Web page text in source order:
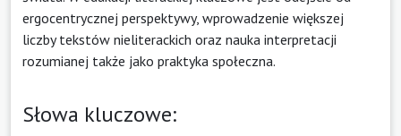
ergocentrycznej perspektywy, wprowadzenie większej
liczby tekstów nieliterackich oraz nauka interpretacji
rozumianej także jako praktyka społeczna.
Słowa kluczowe: